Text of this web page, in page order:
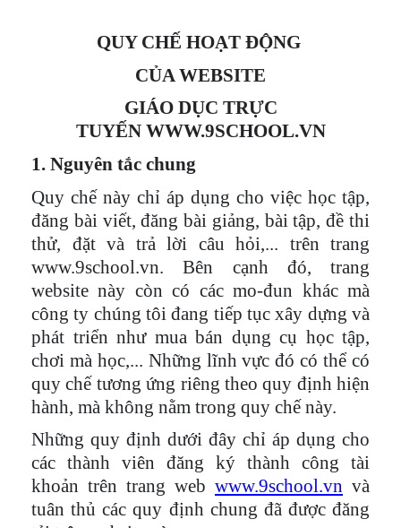
QUY CHẾ HOẠT ĐỘNG
CỦAWEBSITE
GIÁO DỤC TRỰC
TUYẾN WWW.9SCHOOL.VN
1. Nguyên tắc chung
Quy chế này chỉ áp dụng cho việc học tập,
đăng bài viết, đăng bài giảng, bài tập, đề thi
thử, đặt và trả lời câu hỏi,... trên trang
www.9school.vn. Bên cạnh đó, trang
websitenày còn có các mo-đun khác mà
công ty chúng tôi đang tiếp tục xây dựng và
phát triển như mua bán dụng cụ học tập,
chơi mà học,... Những lĩnh vực đó có thể có
quy chế tương ứng riêng theo quy định hiện
hành, mà không nằm trong quy chế này.
Những quy định dưới đây chỉ áp dụng cho
các thành viên đăng ký thành công tài
khoản trên trang web www.9school.vn và
tuân thủ các quy định chung đã được đăng